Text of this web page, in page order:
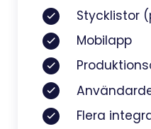
Stycklistor
Mobilapp
Flera